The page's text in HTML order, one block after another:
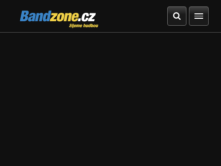
Bandzone.cz
žijeme hudbou